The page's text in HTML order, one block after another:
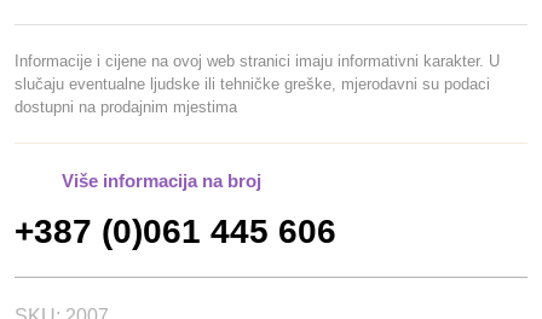
p
o
l
i
r
p
p
i
Informacije i cijene na ovoj web stranici imaju informativni karakter. U
slučaju eventualne ljudske ili tehničke greške, mjerodavni su podaci
dostupni na prodajnim mjestima
Više informacija na broj
+387 (0)061 445 606